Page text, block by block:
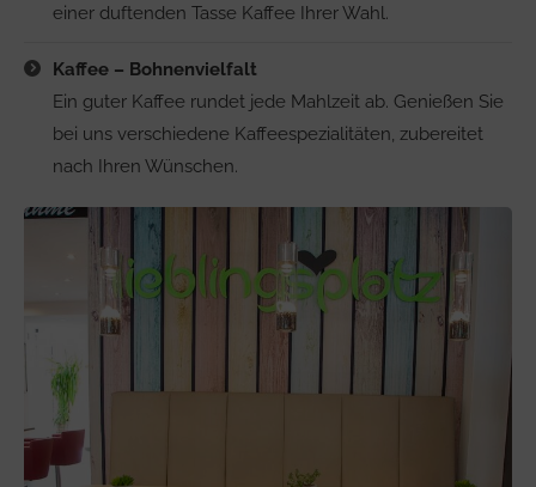
einer duftenden Tasse Kaffee Ihrer Wahl.
Kaffee – Bohnenvielfalt
Ein guter Kaffee rundet jede Mahlzeit ab. Genießen Sie
bei uns verschiedene Kaffeespezialitäten, zubereitet
nach Ihren Wünschen.